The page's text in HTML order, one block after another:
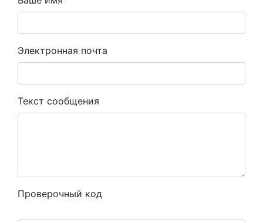
Электронная почта
Текст сообщения
Проверочный код